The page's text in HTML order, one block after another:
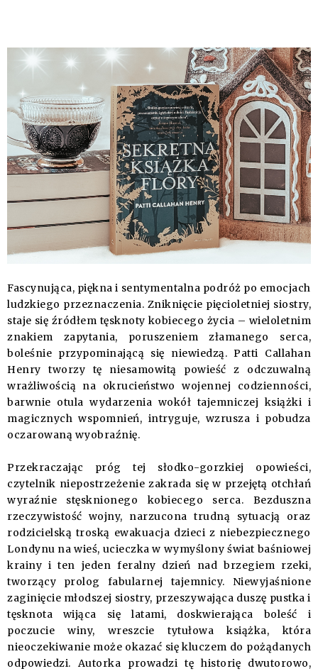
Fascynująca, piękna i sentymentalna podróż po emocjach
ludzkiego przeznaczenia. Zniknięcie pięcioletniej siostry,
staje się źródłem tęsknoty kobiecego życia – wieloletnim
znakiem zapytania, poruszeniem złamanego serca,
boleśnie przypominającą się niewiedzą. Patti Callahan
Henry tworzy tę niesamowitą powieść z odczuwalną
wrażliwością na okrucieństwo wojennej codzienności,
barwnie otula wydarzenia wokół tajemniczej książki i
magicznych wspomnień, intryguje, wzrusza i pobudza
oczarowaną wyobraźnię.
Przekraczając próg tej słodko-gorzkiej opowieści,
czytelnik niepostrzeżenie zakrada się w przejętą otchłań
wyraźnie stęsknionego kobiecego serca. Bezduszna
rzeczywistość wojny, narzucona trudną sytuacją oraz
rodzicielską troską ewakuacja dzieci z niebezpiecznego
Londynu na wieś, ucieczka w wymyślony świat baśniowej
krainy i ten jeden feralny dzień nad brzegiem rzeki,
tworzący prolog fabularnej tajemnicy. Niewyjaśnione
zaginięcie młodszej siostry, przeszywająca duszę pustka i
tęsknota wijąca się latami, doskwierająca boleść i
poczucie winy, wreszcie tytułowa książka, która
nieoczekiwanie może okazać się kluczem do pożądanych
odpowiedzi. Autorka prowadzi tę historię dwutorowo,